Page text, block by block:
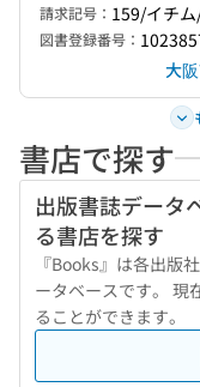
請求記号： 159/イチ
図書登録番号：
大
書店で探す
出版書誌データ
る書店を探す
『Books』は各出版
ータベースです。 現
ることができます。